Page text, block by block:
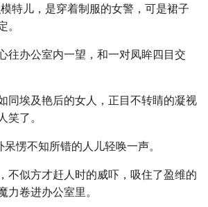
特儿，是穿着制服的女警，可是裙子
。
往办公室内一望，和一对凤眸四目交
同埃及艳后的女人，正目不转睛的凝视
笑了。
呆愣不知所错的人儿轻唤一声。
不似方才赶人时的威吓，吸住了盈维的
力卷进办公室里。